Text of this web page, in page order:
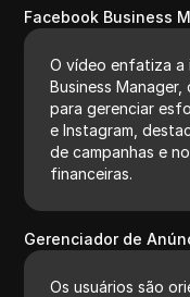
Facebook Business
O vídeo enfatiza a
Business
para gerenciar
e Instagram,
de campanhas e
financeiras.
Gerenciador de
Os usuários são